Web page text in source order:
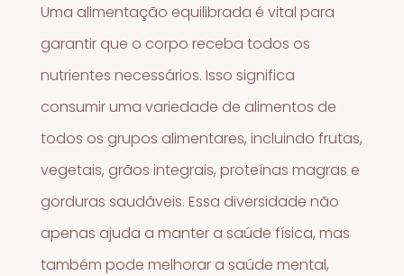
Uma alimentação equilibrada é vital para
garantir que o corpo receba todos os
nutrientes necessários. Isso significa
consumir uma variedade de alimentos de
todos os grupos alimentares, incluindo frutas,
vegetais, grãos integrais, proteínas magras e
gorduras saudáveis. Essa diversidade não
apenas ajuda a manter a saúde física, mas
também pode melhorar a saúde mental,